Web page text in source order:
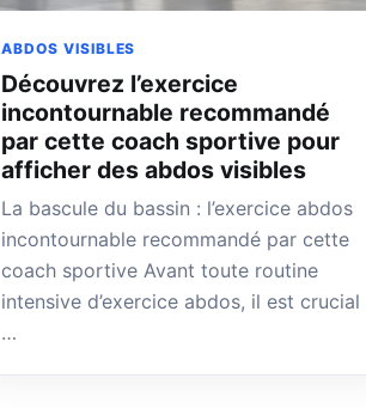
ABDOS VISIBLES
Découvrez l’exercice
incontournable recommandé
par cette coach sportive pour
afficher des abdos visibles
La bascule du bassin : l’exercice abdos
incontournable recommandé par cette
coach sportive Avant toute routine
intensive d’exercice abdos, il est crucial
…